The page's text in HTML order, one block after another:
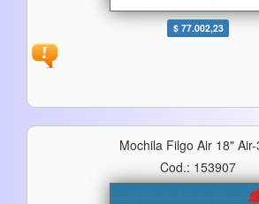
$ 77.002,23
Mochila Filgo Air 18"
Cod.: 153907